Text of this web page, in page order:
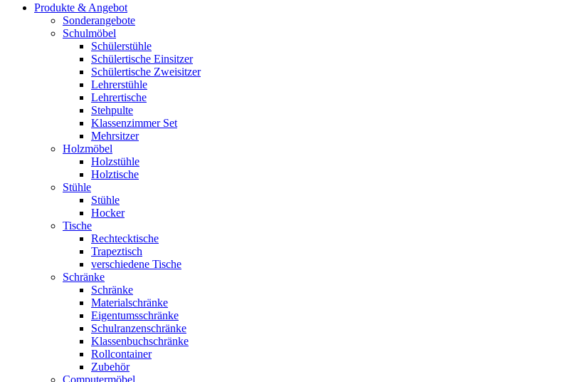
Produkte & Angebot
Sonderangebote
Schulmöbel
Schülerstühle
Schülertische Einsitzer
Schülertische Zweisitzer
Lehrerstühle
Lehrertische
Stehpulte
Klassenzimmer Set
Mehrsitzer
Holzmöbel
Holzstühle
Holztische
Stühle
Stühle
Hocker
Tische
Rechtecktische
Trapeztisch
verschiedene Tische
Schränke
Schränke
Materialschränke
Eigentumsschränke
Schulranzenschränke
Klassenbuchschränke
Rollcontainer
Zubehör
Computermöbel